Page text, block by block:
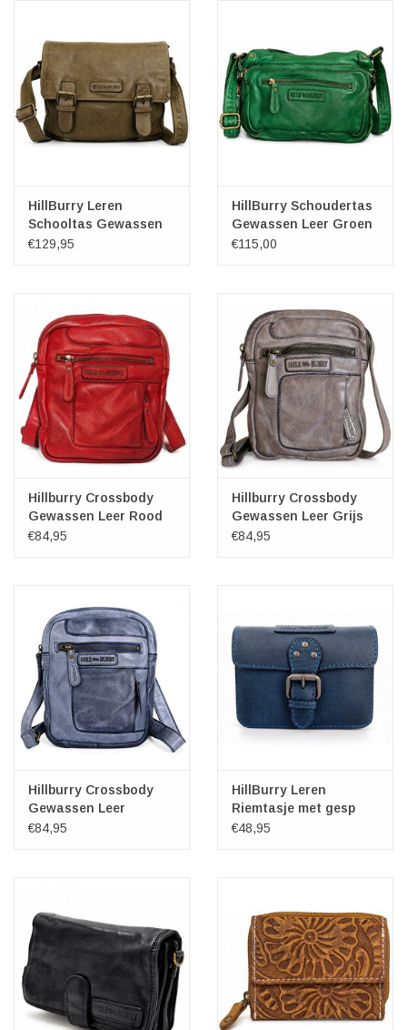
HillBurry Leren
Schooltas Gewassen
Leer (groen)
€129,95
HillBurry Schoudertas
Gewassen Leer Groen
€115,00
Hillburry Crossbody
Gewassen Leer Rood
€84,95
Hillburry Crossbody
Gewassen Leer Grijs
€84,95
Hillburry Crossbody
Gewassen Leer
Kangaroo Blue
€84,95
HillBurry Leren
Riemtasje met gesp
blauw
€48,95